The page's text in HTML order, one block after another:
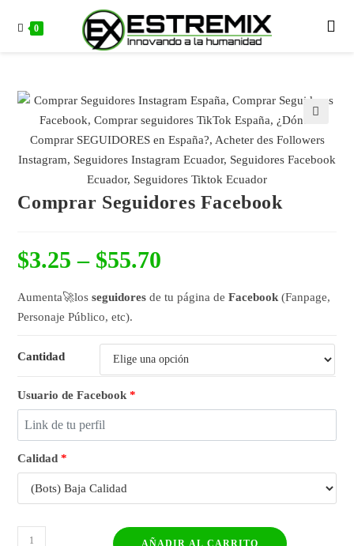
0
Comprar Seguidores Facebook
$3.25 – $55.70
Aumenta🚀losseguidores de tu página deFacebook (Fanpage,
Personaje Público, etc).
Cantidad
Usuario de Facebook *
Calidad *
AÑADIR AL CARRITO